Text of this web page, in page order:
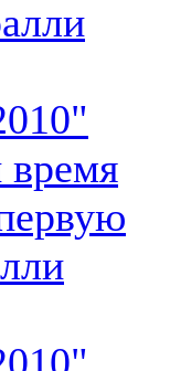
время